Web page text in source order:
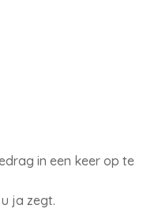
in een keer op te
ja zegt.